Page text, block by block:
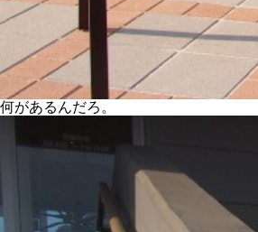
何があるんだろ。